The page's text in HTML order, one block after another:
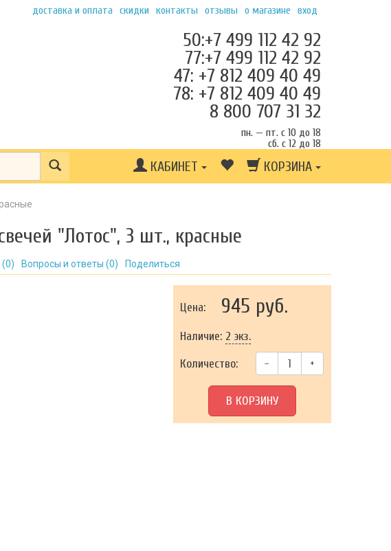
доставка и оплата скидки контакты отзывы о магазине вход
50:+7 499 112 42 92
77:+7 499 112 42 92
47: +7 812 409 40 49
78: +7 812 409 40 49
8 800 707 31 32
пн. — пт. с 10 до 18
сб. с 12 до 18
КАБИНЕТ КОРЗИНА
"Лотос", 3 шт., красные
0) Вопросы и ответы (0) Поделиться
Цена: 945 руб.
Наличие: 2 экз.
Количество:
– +
В КОРЗИНУ